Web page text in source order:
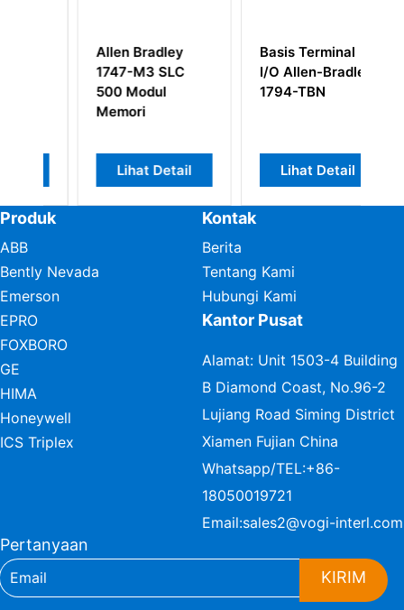
Allen Bradley
1747-M3 SLC
500 Modul
Memori
Lihat Detail
Basis Terminal
I/O Allen-Bradley
1794-TBN
Lihat Detail
Produk
ABB
Bently Nevada
Emerson
EPRO
FOXBORO
GE
HIMA
Honeywell
ICS Triplex
Kontak
Berita
Tentang Kami
Hubungi Kami
Kantor Pusat
Alamat: Unit 1503-4 Building
B Diamond Coast, No.96-2
Lujiang Road Siming District
Xiamen Fujian China
Whatsapp/TEL:+86-
18050019721
Email:sales2@vogi-interl.com
Pertanyaan
KIRIM